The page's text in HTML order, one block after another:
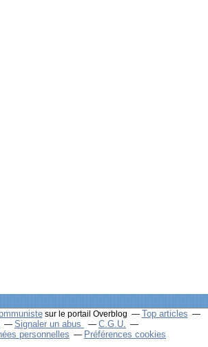
sur le portail Overblog
Top articles
Signaler un abus
C.G.U.
personnelles
Préférences cookies